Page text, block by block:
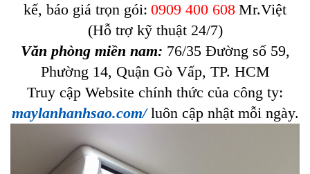
kế, báo giá trọn gói: 0909 400 608 Mr.Việt
(Hỗ trợ kỹ thuật 24/7)
Văn phòng miền nam: 76/35 Đường số 59,
Phường 14, Quận Gò Vấp, TP. HCM
Truy cập Website chính thức của công ty:
maylanhanhsao.com/luôn cập nhật mỗi ngày.